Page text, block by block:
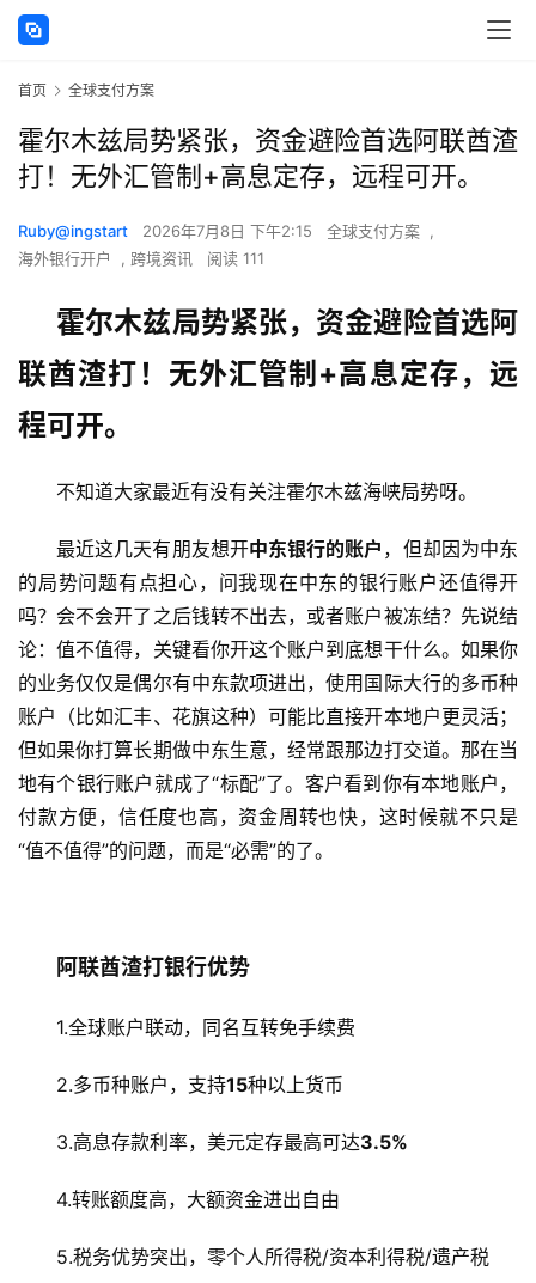
首页 全球支付方案
霍尔木兹局势紧张，资金避险首选阿联酋渣
打！无外汇管制+高息定存，远程可开。
Ruby@ingstart 2026年7月8日 下午2:15 全球支付方案 ,
海外银行开户
, 跨境资讯 阅读 111
霍尔木兹局势紧张，资金避险首选阿
联酋渣打！无外汇管制+高息定存，远
程可开。
不知道大家最近有没有关注霍尔木兹海峡局势呀。
最近这几天有朋友想开中东银行的账户 ，但却因为中东
的局势问题有点担心，问我现在中东的银行账户还值得开
吗？会不会开了之后钱转不出去，或者账户被冻结？先说结
论：值不值得，关键看你开这个账户到底想干什么。如果你
的业务仅仅是偶尔有中东款项进出，使用国际大行的多币种
账户（比如汇丰、花旗这种）可能比直接开本地户更灵活；
但如果你打算长期做中东生意，经常跟那边打交道。那在当
地有个银行账户就成了“标配”了。客户看到你有本地账户，
付款方便，信任度也高，资金周转也快，这时候就不只是
“值不值得”的问题，而是“必需”的了。
阿联酋渣打银行优势
1.全球账户联动，同名互转免手续费
2.多币种账户，支持15种以上货币
3.高息存款利率，美元定存最高可达3.5%
4.转账额度高，大额资金进出自由
5.税务优势突出，零个人所得税/资本利得税/遗产税